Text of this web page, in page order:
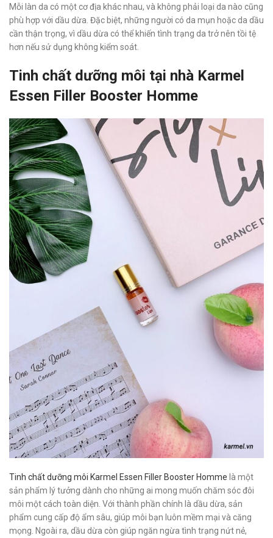
Mỗi làn da có một cơ địa khác nhau, và không phải loại da nào cũng
phù hợp với dầu dừa. Đặc biệt, những người có da mụn hoặc da dầu
cần thận trọng, vì dầu dừa có thể khiến tình trạng da trở nên tồi tệ
hơn nếu sử dụng không kiểm soát.
Tinh chất dưỡng môi tại nhà Karmel
Essen Filler Booster Homme
Tinh chất dưỡng môi Karmel Essen Filler Booster Homme là một
sản phẩm lý tưởng dành cho những ai mong muốn chăm sóc đôi
môi một cách toàn diện. Với thành phần chính là dầu dừa, sản
phẩm cung cấp độ ẩm sâu, giúp môi bạn luôn mềm mại và căng
mọng. Ngoài ra, dầu dừa còn giúp ngăn ngừa tình trạng nứt nẻ,